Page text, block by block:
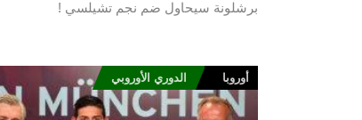
برشلونة سيحاول ضم نجم تشيلسي !
أوروبا الدوري الأوروبي